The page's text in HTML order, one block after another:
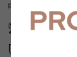
práctico y lleno de
Devoluciones
Hasta 30 días